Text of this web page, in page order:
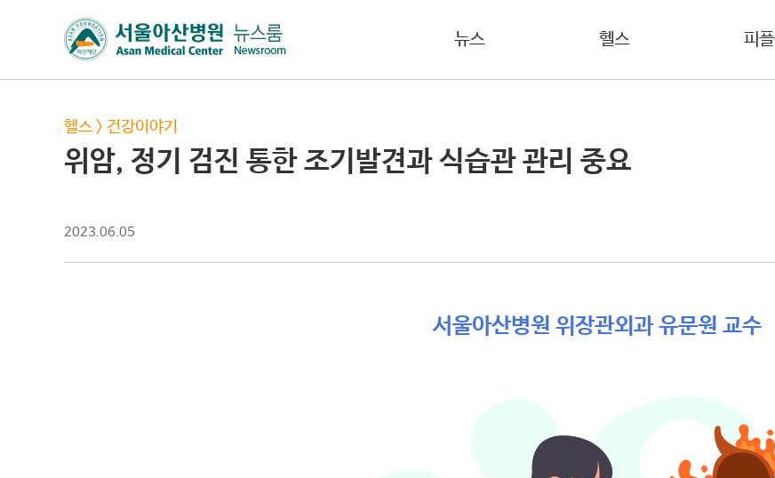
뉴스 헬스 피플
헬스 > 건강이야기
위암, 정기 검진 통한 조기발견과 식습관 관리 중요
2023.06.05
서울아산병원 위장관외과 유문원 교수